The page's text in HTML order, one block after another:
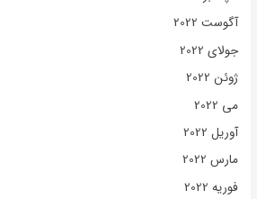
آگوست 2022
جولای 2022
ژوئن 2022
می 2022
آوریل 2022
مارس 2022
فوریه 2022